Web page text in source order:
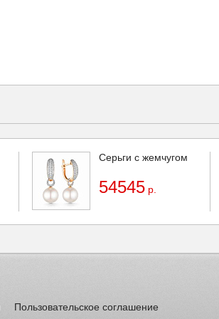
Серьги с жемчугом
54545 р.
Пользовательское соглашение